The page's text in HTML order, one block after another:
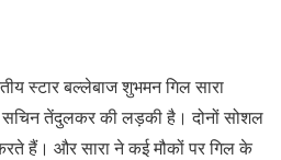
स्टार बल्लेबाज शुभमन गिल सारा
तेंदुलकर की लड़की है। दोनों सोशल
हैं। और सारा ने कई मौकों पर गिल के